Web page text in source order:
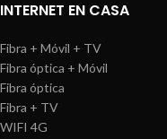
INTERNET EN CASA
Fibra + Móvil + TV
Fibra óptica + Móvil
Fibra óptica
Fibra + TV
WIFI 4G